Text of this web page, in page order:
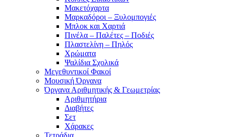
Μακετόχαρτα
Μαρκαδόροι – Ξυλομπογιές
Μπλοκ και Χαρτιά
Πινέλα – Παλέτες – Ποδιές
Πλαστελίνη – Πηλός
Χρώματα
Ψαλίδια Σχολικά
Μεγεθυντικοί Φακοί
Μουσική Όργανα
Όργανα Αριθμητικής & Γεωμετρίας
Αριθμητήρια
Διαβήτες
Σετ
Χάρακες
Τετράδια